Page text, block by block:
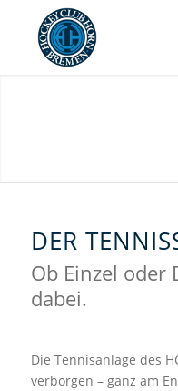
DER
Ob Einzel oder
dabei.
Die Tennisanlage des
verborgen – ganz am